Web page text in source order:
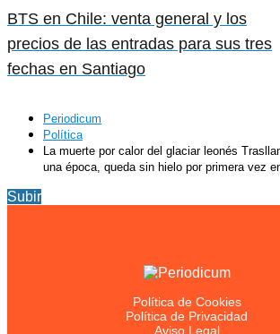
BTS en Chile: venta general y los
precios de las entradas para sus tres
fechas en Santiago
Periodicum
Política
La muerte por calor del glaciar leonés
una época, queda sin hielo por primera vez
Subir
Política de Cookies
Política de Privacidad
Aviso Legal